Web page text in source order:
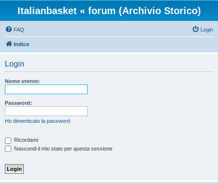
Italianbasket « forum (Archivio Storico)
FAQ Login
Indice
Login
Nome utente:
Password:
Ho dimenticato la password
Ricordami
Nascondi il mio stato per questa sessione